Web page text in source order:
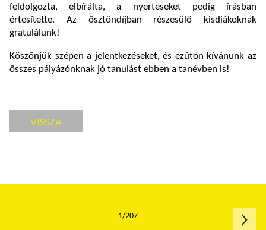
feldolgozta, elbírálta, a nyerteseket pedig írásban
értesítette. Az ösztöndíjban részesülő kisdiákoknak
gratulálunk!
Köszönjük szépen a jelentkezéseket, és ezúton kívánunk az
összes pályázónknak jó tanulást ebben a tanévben is!
VISSZA
1/207